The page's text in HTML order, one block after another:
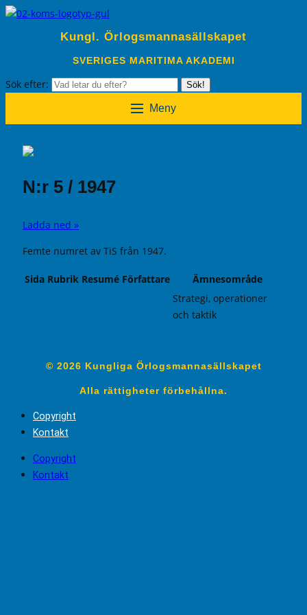
Kungl. Örlogsmannasällskapet
SVERIGES MARITIMA AKADEMI
Sök efter: Sök!
Meny
N:r 5 / 1947
Ladda ned »
Femte numret av TiS från 1947.
Sida Rubrik Resumé Författare
Ämnesområde
Strategi, operationer
och taktik
© 2026 Kungliga Örlogsmannasällskapet
Alla rättigheter förbehållna.
Copyright
Kontakt
Copyright
Kontakt